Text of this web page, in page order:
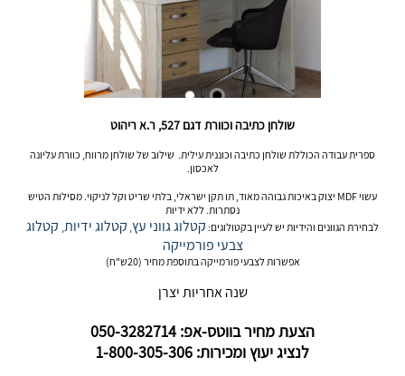
שולחן כתיבה וכוורת דגם 527, ר.א ריהוט
ספרית עבודה הכוללת שולחן כתיבה וכוננית עילית. שילוב של שולחן מרווח, כוורת עליונה
לאכסון.
עשוי MDF יצוק באיכות גבוהה מאוד, תו תקן ישראלי, בלתי שריט וקל לניקוי. מסילות הטיש
נסתרות. ללא ידיות
לבחירת הגוונים והידיות יש לעיין בקטולוגים: קטלוג גווני עץ, קטלוג ידיות, קטלוג
צבעי פורמייקה
אפשרות לצבעי פורמייקה בתוספת מחיר (20ש"ח)
שנה אחריות יצרן
הצעת מחיר בווטס-אפ: 050-3282714
לנציג יעוץ ומכירות: 1-800-305-306